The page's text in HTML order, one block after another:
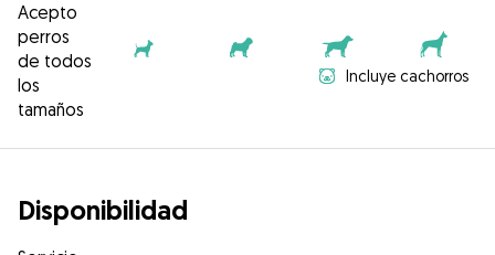
Acepto
perros
de todos
los
tamaños
Incluye cachorros
Disponibilidad